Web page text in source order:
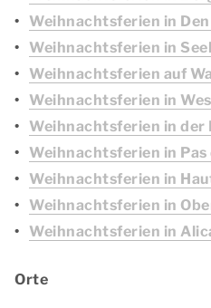
Weihnachtsferien in
Weihnachtsferien in
Weihnachtsferien auf
Weihnachtsferien in
Weihnachtsferien in der
Weihnachtsferien in Pas
Weihnachtsferien in
Weihnachtsferien in
Weihnachtsferien in
Orte